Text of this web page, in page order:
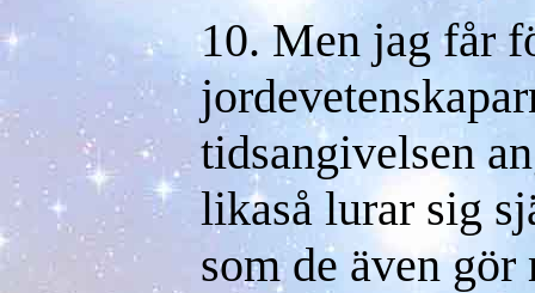
10. Men jag får
tidsangivelsen
likaså lurar sig
som de även